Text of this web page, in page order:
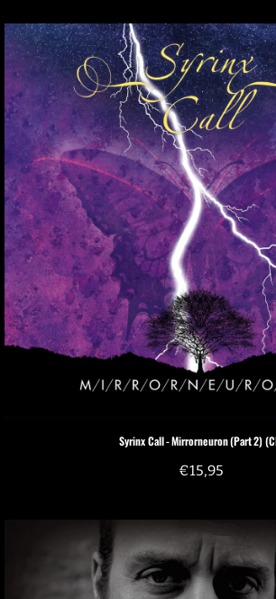
Syrinx Call - Mirrorneuron (Part 2)
€15,95